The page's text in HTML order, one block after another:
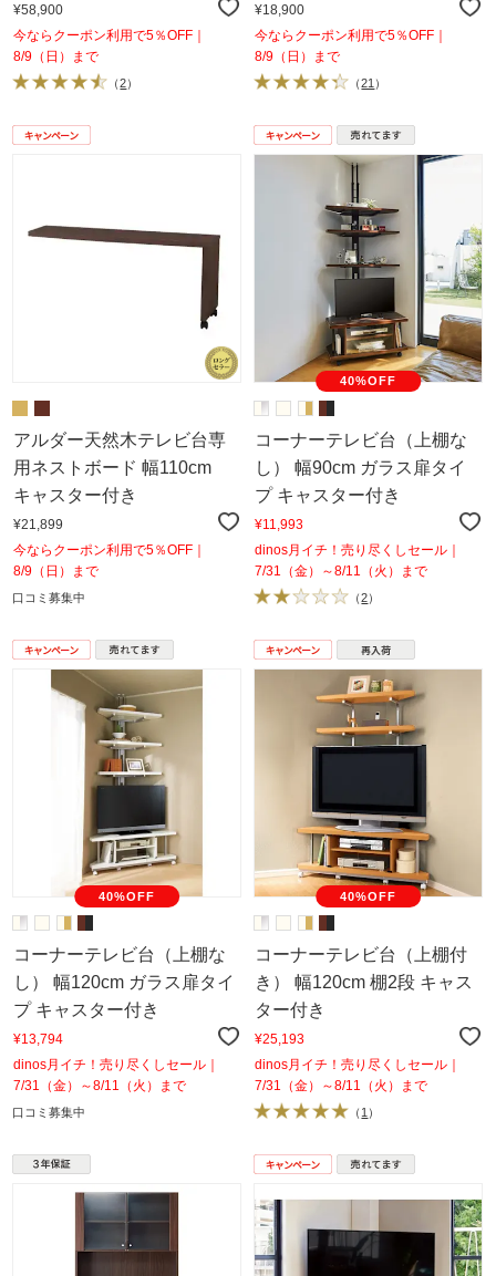
¥58,900
今ならクーポン利用で5％OFF｜
8/9（日）まで
（2）
¥18,900
今ならクーポン利用で5％OFF｜
8/9（日）まで
（21 ）
アルダー天然木テレビ台専
用ネストボード 幅110cm
キャスター付き
¥21,899
今ならクーポン利用で5％OFF｜
8/9（日）まで
口コミ募集中
40%OFF
コーナーテレビ台（上棚な
し） 幅90cm ガラス扉タイ
プ キャスター付き
¥11,993
dinos月イチ！売り尽くしセール｜
7/31（金）～8/11（火）まで
（2）
40%OFF
コーナーテレビ台（上棚な
し） 幅120cm ガラス扉タイ
プ キャスター付き
¥13,794
dinos月イチ！売り尽くしセール｜
7/31（金）～8/11（火）まで
口コミ募集中
40%OFF
コーナーテレビ台（上棚付
き） 幅120cm 棚2段 キャス
ター付き
¥25,193
dinos月イチ！売り尽くしセール｜
7/31（金）～8/11（火）まで
（ 1 ）